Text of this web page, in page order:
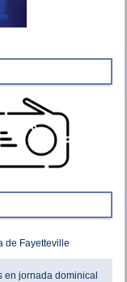
de Fayetteville
en jornada dominical